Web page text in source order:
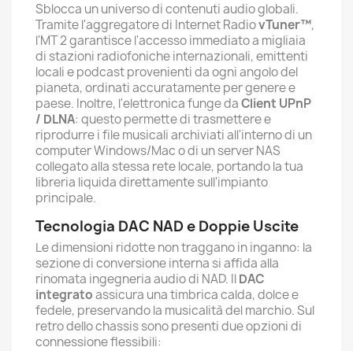
Sblocca un universo di contenuti audio globali.
Tramite l'aggregatore di Internet RadiovTuner™,
l'MT 2 garantisce l'accesso immediato a migliaia
di stazioni radiofoniche internazionali, emittenti
locali e podcast provenienti da ogni angolo del
pianeta, ordinati accuratamente per genere e
paese. Inoltre, l'elettronica funge daClient UPnP
/ DLNA: questo permette di trasmettere e
riprodurre i file musicali archiviati all'interno di un
computer Windows/Mac o di un server NAS
collegato alla stessa rete locale, portando la tua
libreria liquida direttamente sull'impianto
principale.
Tecnologia DAC NAD e Doppie Uscite
Le dimensioni ridotte non traggano in inganno: la
sezione di conversione interna si affida alla
rinomata ingegneria audio di NAD. IlDAC
integratoassicura una timbrica calda, dolce e
fedele, preservando la musicalità del marchio. Sul
retro dello chassis sono presenti due opzioni di
connessione flessibili: